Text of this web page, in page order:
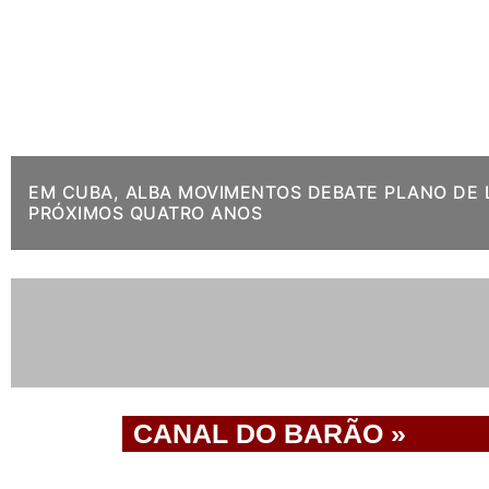
EM CUBA, ALBA MOVIMENTOS DEBATE PLANO DE
PRÓXIMOS QUATRO ANOS
CANAL DO BARÃO »